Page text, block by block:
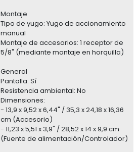
Montaje
Tipo de yugo: Yugo de accionamiento
manual
Montaje de accesorios: 1 receptor de
5/8" (mediante montaje en horquilla)
General
Pantalla: Sí
Resistencia ambiental: No
Dimensiones:
- 13,9 x 9,52 x 6,44" / 35,3 x 24,18 x 16,36
cm (Accesorio)
- 11,23 x 5,51 x 3,9" / 28,52 x 14 x 9,9 cm
(Fuente de alimentación/Controlador)